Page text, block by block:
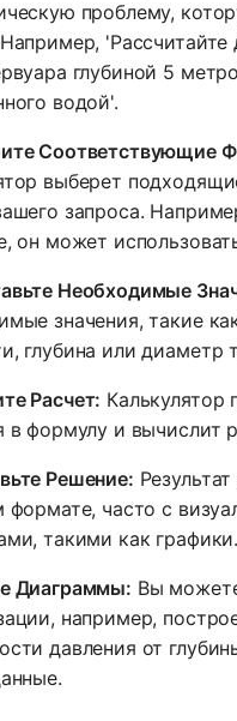
проблему,
'Рассчитайте
глубиной 5
водой'.
Соответствующие
выберет
запроса.
он может
Необходимые
значения, такие
глубина или диаметр
Расчет: Калькулятор
в формулу и вычислит
Решение:
формате, часто с
такими как графики.
Диаграммы: Вы
например,
давления от